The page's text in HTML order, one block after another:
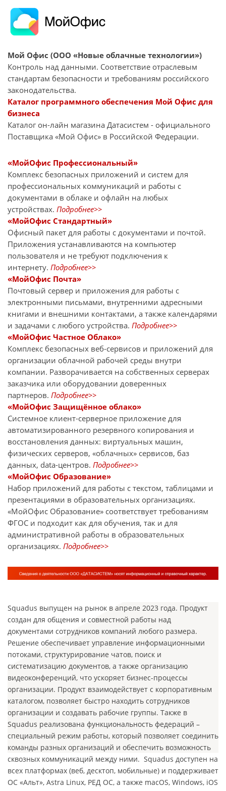
Мой Офис (ООО «Новые облачные технологии»)
Контроль над данными. Соответствие отраслевым
стандартам безопасности и требованиям российского
законодательства.
Каталог программного обеспечения Мой Офис для
бизнеса
Каталог он-лайн магазина Датасиcтем - официального
Поставщика «Мой Офис» в Российской Федерации.
«МойОфис Профессиональный»
Комплекс безопасных приложений и систем для
профессиональных коммуникаций и работы с
документами в облаке и офлайн на любых
устройствах. Подробнее>>
«МойОфис Стандартный»
Офисный пакет для работы с документами и почтой.
Приложения устанавливаются на компьютер
пользователя и не требуют подключения к
интернету. Подробнее>>
«МойОфис Почта»
Почтовый сервер и приложения для работы с
электронными письмами, внутренними адресными
книгами и внешними контактами, а также календарями
и задачами с любого устройства. Подробнее>>
«МойОфис Частное Облако»
Комплекс безопасных веб-сервисов и приложений для
организации облачной рабочей среды внутри
компании. Разворачивается на собственных серверах
заказчика или оборудовании доверенных
партнеров. Подробнее>>
«МойОфис Защищённое облако»
Системное клиент-серверное приложение для
автоматизированного резервного копирования и
восстановления данных: виртуальных машин,
физических серверов, «облачных» сервисов, баз
данных, data-центров. Подробнее>>
«МойОфис Образование»
Набор приложений для работы с текстом, таблицами и
презентациями в образовательных организациях.
«МойОфис Образование» соответствует требованиям
ФГОС и подходит как для обучения, так и для
административной работы в образовательных
организациях. Подробнее>>
Squadus выпущен на рынок в апреле 2023 года. Продукт
создан для общения и совместной работы над
документами сотрудников компаний любого размера.
Решение обеспечивает управление информационными
потоками, структурирование чатов, поиск и
систематизацию документов, а также организацию
видеоконференций, что ускоряет бизнес-процессы
организации. Продукт взаимодействует с корпоративным
каталогом, позволяет быстро находить сотрудников
организации и создавать рабочие группы. Также в
Squadus реализована функциональность федераций –
специальный режим работы, который позволяет соединить
команды разных организаций и обеспечить возможность
сквозных коммуникаций между ними. Squadus доступен на
всех платформах (веб, десктоп, мобильные) и поддерживает
ОС «Альт», Astra Linux, РЕД ОС, а также macOS, Windows, iOS